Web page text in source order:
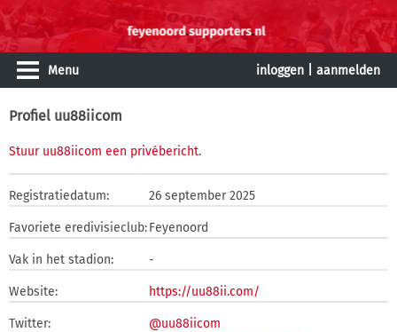
Menu inloggen aanmelden
Profiel uu88iicom
Stuur uu88iicom een privébericht.
Registratiedatum: 26 september 2025
Favoriete eredivisieclub:Feyenoord
Vak in het stadion: -
Website: https://uu88ii.com/
Twitter:
@uu88iicom